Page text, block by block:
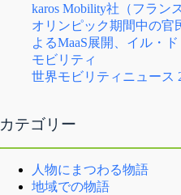
karos Mobility社（フラン
オリンピック期間中の官
よるMaaS展開、イル・
モビリティ
世界モビリティニュース
カテゴリー
人物にまつわる物語
地域での物語